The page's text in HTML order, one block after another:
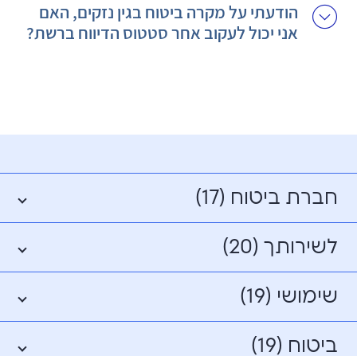
הודעתי על מקרה ביטוח בגין נזקים, האם
אני יכול לעקוב אחר סטטוס הדיווח ברשת?
חברת ביטוח (17)
לשירותך (20)
שימושי (19)
ביטוח (19)